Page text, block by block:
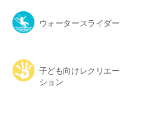
ウォータースライダー
子ども向けレクリエー
ション